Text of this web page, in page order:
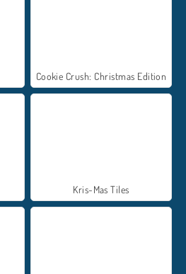
Cookie Crush: Christmas Edition
Kris-Mas Tiles